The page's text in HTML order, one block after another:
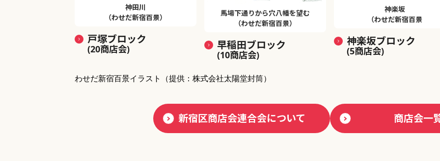
神田川
（わせだ新宿百景）
戸塚ブロック
(20商店会)
馬場下通りから穴八幡を望む
（わせだ新宿百景）
早稲田ブロック
(10商店会)
神楽坂
（わせだ新宿百景
神楽坂ブロック
(5商店会)
わせだ新宿百景イラスト （提供：株式会社太陽堂封筒）
新宿区商店会連合会について 商店会一